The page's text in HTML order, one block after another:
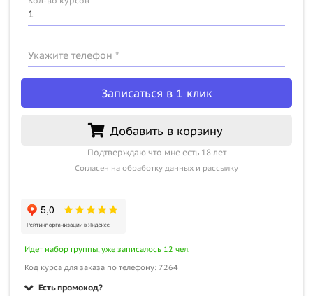
Укажите телефон *
Записаться в 1 клик
Добавить в корзину
Подтверждаю что мне есть 18 лет
Согласен на обработку данных и рассылку
Идет набор группы, уже записалось 12 чел.
Код курса для заказа по телефону: 7264
Есть промокод?